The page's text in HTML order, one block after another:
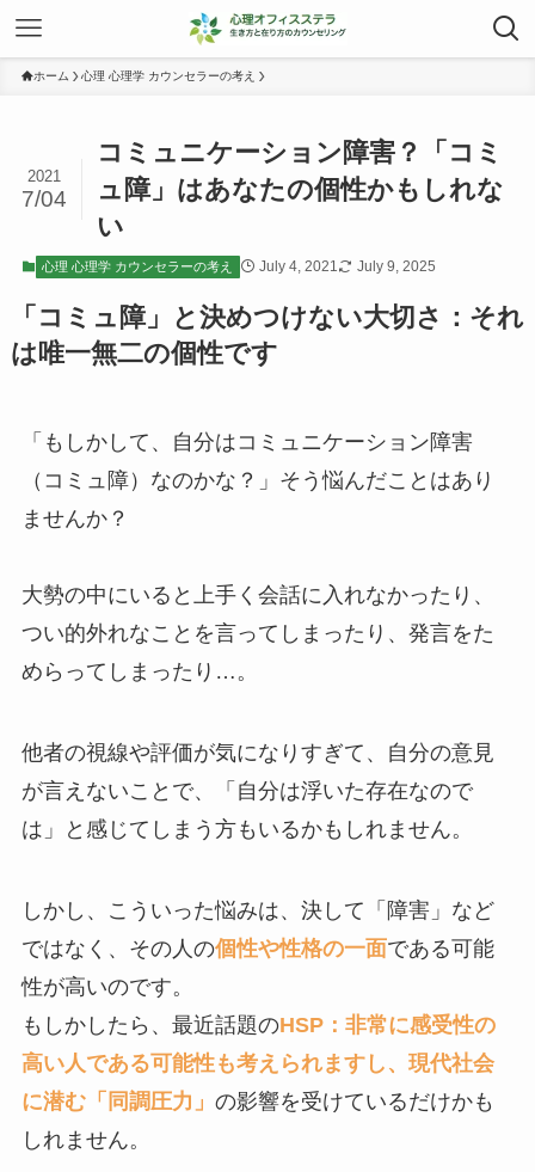
ホーム 心理 心理学 カウンセラーの考え
コミュニケーション障害？「コミ
ュ障」はあなたの個性かもしれな
い
2021
7/04
心理 心理学 カウンセラーの考え July 4, 2021 July 9, 2025
「コミュ障」と決めつけない大切さ：それ
は唯一無二の個性です
「もしかして、自分はコミュニケーション障害
（コミュ障）なのかな？」そう悩んだことはあり
ませんか？
大勢の中にいると上手く会話に入れなかったり、
つい的外れなことを言ってしまったり、発言をた
めらってしまったり…。
他者の視線や評価が気になりすぎて、自分の意見
が言えないことで、「自分は浮いた存在なので
は」と感じてしまう方もいるかもしれません。
しかし、こういった悩みは、決して「障害」など
ではなく、その人の個性や性格の一面である可能
性が高いのです。
もしかしたら、最近話題のHSP：非常に感受性の
高い人である可能性も考えられますし、現代社会
に潜む「同調圧力」 の影響を受けているだけかも
しれません。